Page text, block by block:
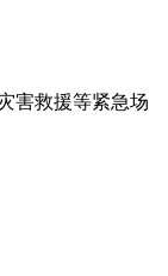
害救援等紧急场